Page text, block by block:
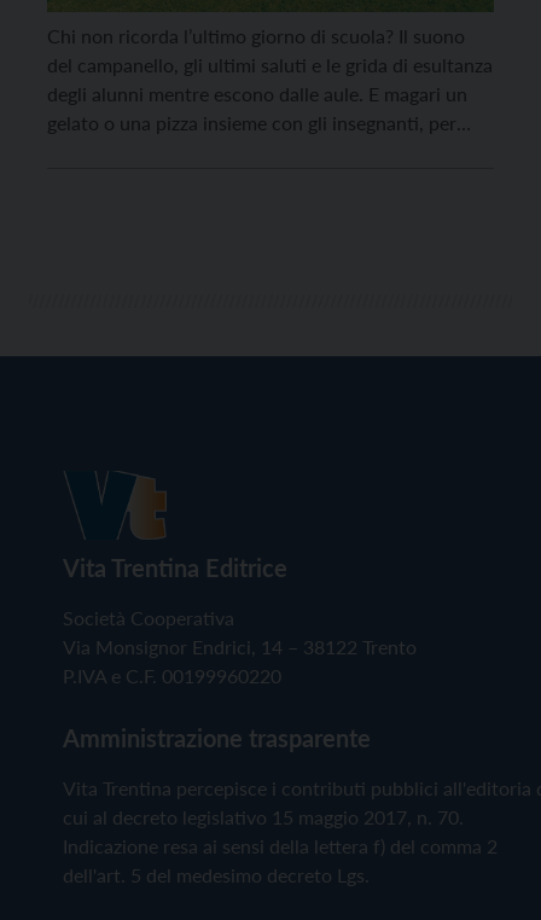
Chi non ricorda l’ultimo giorno di scuola? Il suono
del campanello, gli ultimi saluti e le grida di esultanza
degli alunni mentre escono dalle aule. E magari un
gelato o una pizza insieme con gli insegnanti, per
Vita Trentina Editrice
Società Cooperativa
Via Monsignor Endrici, 14 – 38122 Trento
P.IVA e C.F. 00199960220
Amministrazione trasparente
Vita Trentina percepisce i contributi pubblici all'editoria
cui al decreto legislativo 15 maggio 2017, n. 70.
Indicazione resa ai sensi della lettera f) del comma 2
dell'art. 5 del medesimo decreto Lgs.